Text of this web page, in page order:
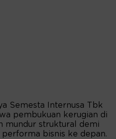
Semesta Internusa Tbk
pembukuan kerugian di
mundur struktural demi
bisnis ke depan.